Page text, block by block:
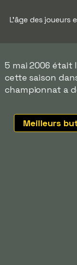
L'âge des joueurs
5 mai 2006 était
cette saison
championnat a
Meilleurs